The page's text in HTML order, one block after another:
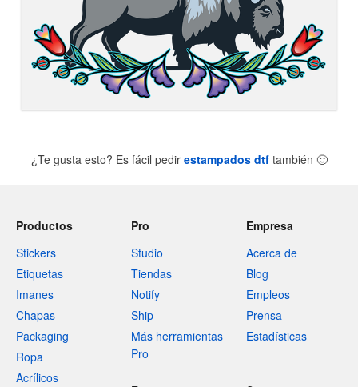
¿Te gusta esto? Es fácil pedir estampados dtftambién 🙂
Productos
Stickers
Etiquetas
Imanes
Chapas
Packaging
Ropa
Acrílicos
Pro
Studio
Tiendas
Notify
Ship
Más herramientas
Pro
Empresa
Acerca de
Blog
Empleos
Prensa
Estadísticas